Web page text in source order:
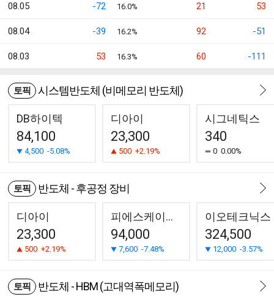
08.05 -72 16.0% 21 53
08.04 -39 16.2% 92 -51
08.03 53 16.3% 60 -111
토픽 시스템반도체 (비메모리 반도체)
DB하이텍
84,100
4,500 -5.08%
디아이
23,300
500 +2.19%
시그네틱스
340
0 0.00%
토픽 반도체 - 후공정 장비
디아이
23,300
500 +2.19%
피에스케이홀딩스
94,000
7,600 -7.48%
이오테크닉스
324,500
12,000 -3.57%
토픽 반도체 - HBM (고대역폭메모리)